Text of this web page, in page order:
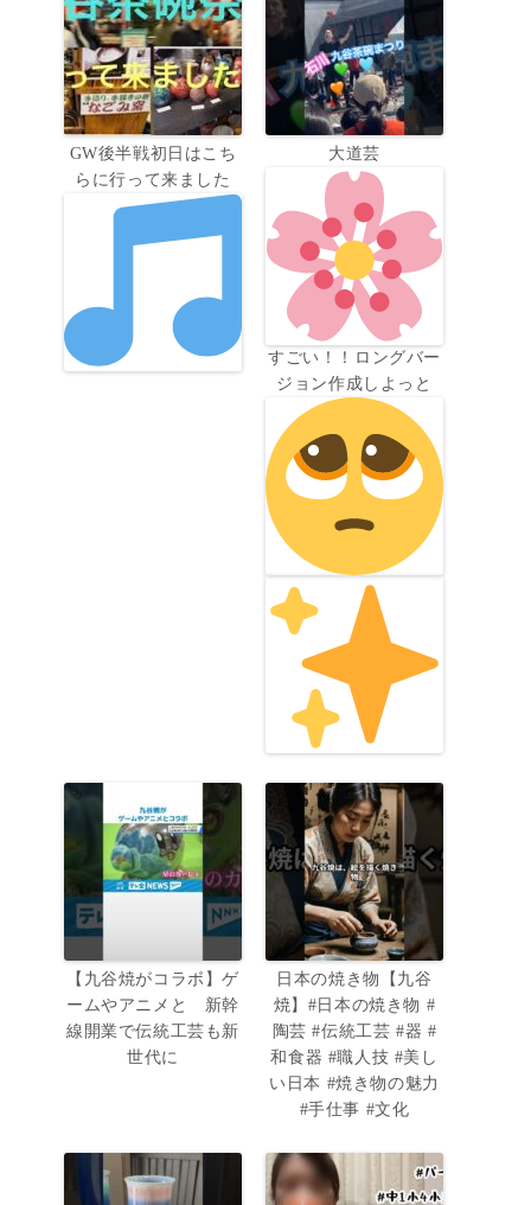
GW後半戦初日はこち
らに行って来ました
大道芸
すごい！！ロングバー
ジョン作成しよっと
【九谷焼がコラボ】ゲ
ームやアニメと 新幹
線開業で伝統工芸も新
世代に
日本の焼き物【九谷
焼】#日本の焼き物 #
陶芸 #伝統工芸 #器 #
和食器 #職人技 #美し
い日本 #焼き物の魅力
#手仕事 #文化